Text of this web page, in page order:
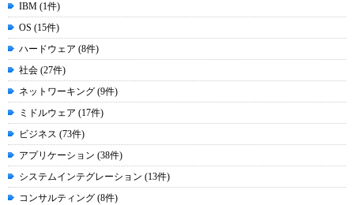
IBM (1件)
OS (15件)
ハードウェア (8件)
社会 (27件)
ネットワーキング (9件)
ミドルウェア (17件)
ビジネス (73件)
アプリケーション (38件)
システムインテグレーション (13件)
コンサルティング (8件)